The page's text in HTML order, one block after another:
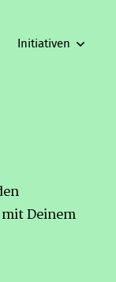
Initiativen
Deinem